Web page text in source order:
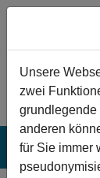
Zum Hauptinhalt
Unsere
zwei
grundlegende
anderen
für Sie immer